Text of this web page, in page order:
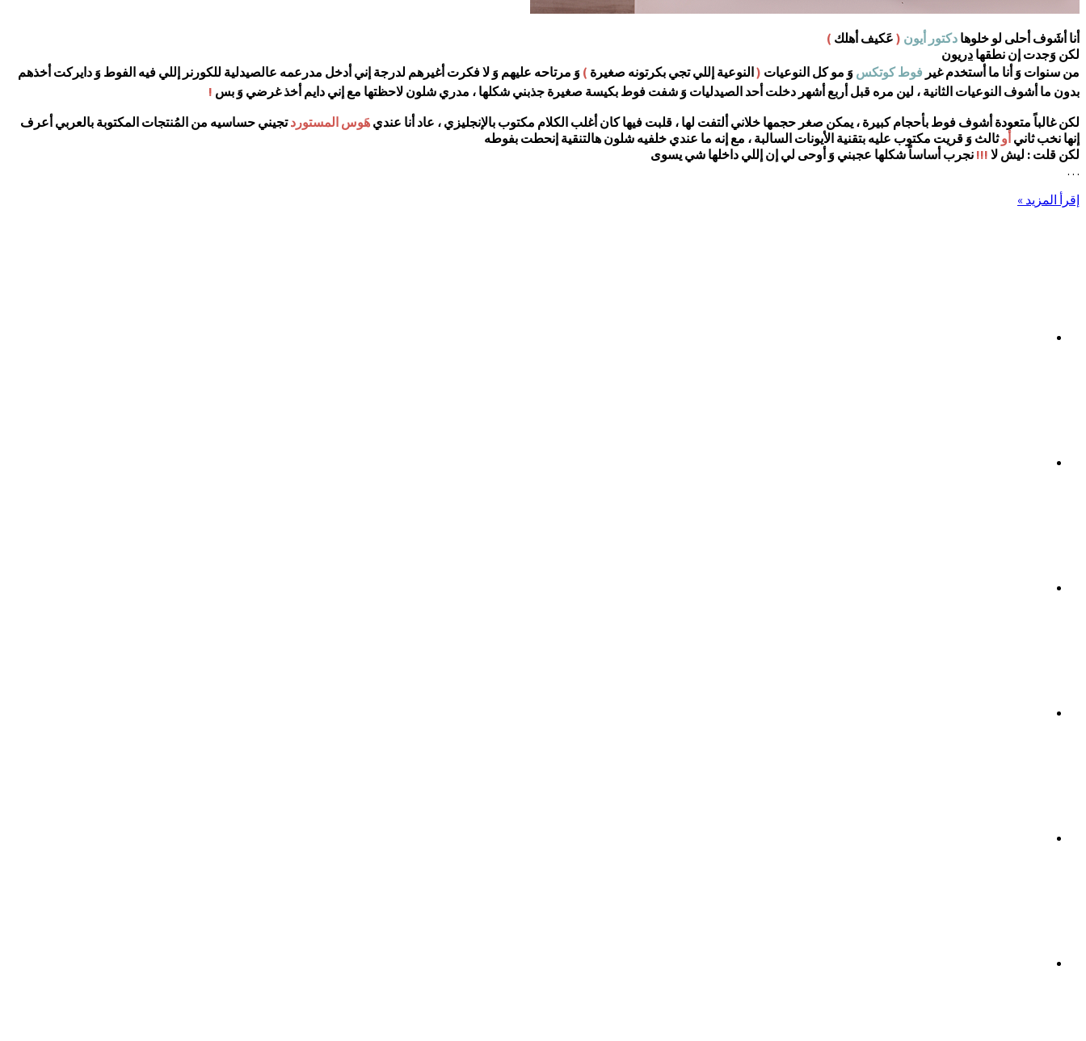
أنا أشَوف أحلى لو خلوها دكتور أيون ( عَكيف أهلك )
لكن وَجدت إن نطقها دريون
من سنوات وَ أنا ما أستخدم غير فوط كوتكس وَ مو كل النوعيات (النوعية إللي تجي بكرتونه صغيرة ) وَ مرتاحه عليهم وَ لا فكرت أغيرهم لدرجة إني أدخل مدرعمه عالصيدلية للكورنر إللي فيه الفوط وَ دايركت أخذهم
بدون ما أشوف النوعيات الثانية ، لين مره قبل أربع أشهر دخلت أحد الصيدليات وَ شفت فوط بكيسة صغيرة جذبني شكلها ، مدري شلون لاحظتها مع إني دايم أخذ غرضي وَ بس !
لكن غالباً متعودة أشوف فوط بأحجام كبيرة ، يمكن صغر حجمها خلاني ألتفت لها ، قلبت فيها كان أغلب الكلام مكتوب بالإنجليزي ، عاد أنا عندي هَوس المستوردتجيني حساسيه من المُنتجات المكتوبة بالعربي أعرف
إنها نخب ثاني أوثالث وَ قريت مكتوب عليه بتقنية الأيونات السالبة ، مع إنه ما عندي خلفيه شلون هالتنقية إنحطت بفوطه
لكن قلت : ليش لا !!! نجرب أساساً شكلها عجبني وَ أوحى لي إن إللي داخلها شي يسوى
…
إقرأ المزيد »